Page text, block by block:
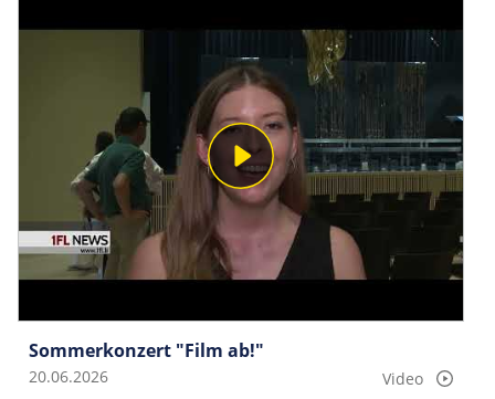
Sommerkonzert "Film ab!"
20.06.2026 Video